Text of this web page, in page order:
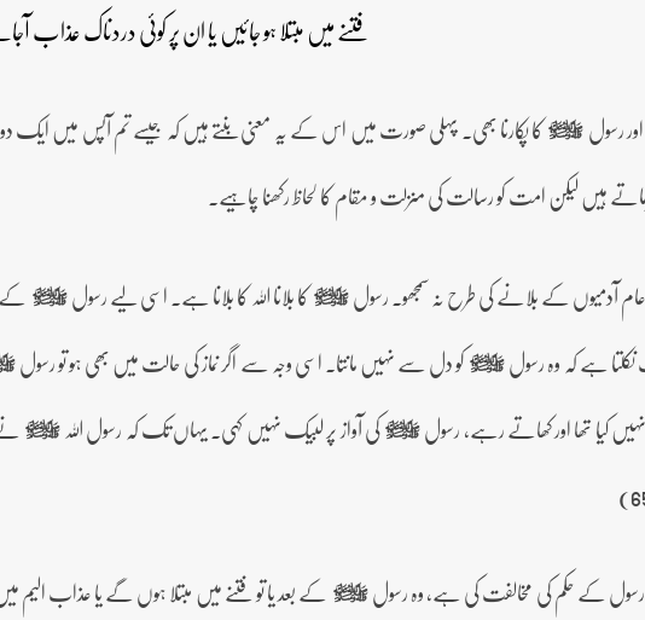
فتنے میں مبتلا ہو جائیں یا ان پر کوئی دردناک عذاب
رسول صلى‌الله‌عليه‌وآله‌وسلمکا پکارنا بھی۔ پہلی صورت میں اس کے یہ معنی بنتے ہیں کہ جیسے تم آپس میں
ہیں لیکن امت کو رسالت کی منزلت و مقام کا لحاظ رکھنا چاہیے۔
آدمیوں کے بلانے کی طرح نہ سمجھو۔ رسولصلى‌الله‌عليه‌وآله‌وسلمکا بلانا اللہ کا بلانا ہے۔ اسی لیے رسولصلى‌الله‌عليه‌وآله‌وسلم
ہے کہ وہ رسولصلى‌الله‌عليه‌وآله‌وسلمکو دل سے نہیں مانتا۔ اسی وجہ سے اگر نماز کی حالت میں بھی ہو تو رسول
کیا تھا اور کھاتے رہے، رسولصلى‌الله‌عليه‌وآله‌وسلمکی آواز پر لبیک نہیں کہی۔ یہاں تک کہ رسول اللہصلى‌الله‌عليه‌وآله‌وسلم
کے حکم کی مخالفت کی ہے، وہ رسولصلى‌الله‌عليه‌وآله‌وسلم کے بعد یا تو فتنے میں مبتلا ہوں گے یا عذاب الیم